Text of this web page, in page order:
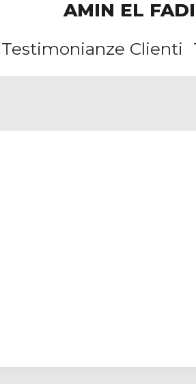
AMIN EL
Testimonianze Clienti